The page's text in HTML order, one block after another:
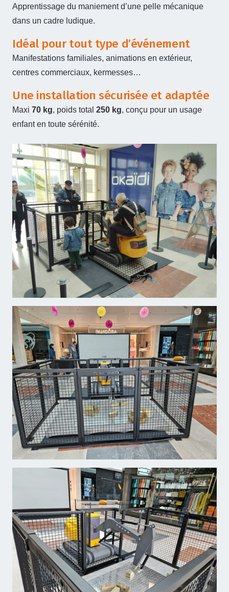
Apprentissage du maniement d’une pelle mécanique
dans un cadre ludique.
Idéal pour tout type d’événement
Manifestations familiales, animations en extérieur,
centres commerciaux, kermesses…
Une installation sécurisée et adaptée
Maxi 70 kg, poids total 250 kg, conçu pour un usage
enfant en toute sérénité.